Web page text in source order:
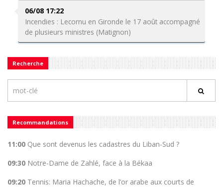
06/08 17:22
Incendies : Lecornu en Gironde le 17 août accompagné
de plusieurs ministres (Matignon)
Recherche
Recommandations
11:00 Que sont devenus les cadastres du Liban-Sud ?
09:30 Notre-Dame de Zahlé, face à la Békaa
09:20 Tennis: Maria Hachache, de l’or arabe aux courts de